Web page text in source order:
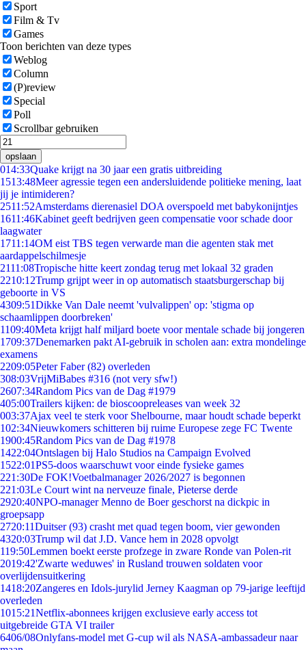
Sport
Film & Tv
Games
Toon berichten van deze types
Weblog
Column
(P)review
Special
Poll
Scrollbar gebruiken
opslaan
014:33Quake krijgt na 30 jaar een gratis uitbreiding
1513:48Meer agressie tegen een andersluidende politieke mening, laat
jij je intimideren?
2511:52Amsterdams dierenasiel DOA overspoeld met babykonijntjes
1611:46Kabinet geeft bedrijven geen compensatie voor schade door
laagwater
1711:14OM eist TBS tegen verwarde man die agenten stak met
aardappelschilmesje
2111:08Tropische hitte keert zondag terug met lokaal 32 graden
2210:12Trump grijpt weer in op automatisch staatsburgerschap bij
geboorte in VS
4309:51Dikke Van Dale neemt 'vulvalippen' op: 'stigma op
schaamlippen doorbreken'
1109:40Meta krijgt half miljard boete voor mentale schade bij jongeren
1709:37Denemarken pakt AI-gebruik in scholen aan: extra mondelinge
examens
2209:05Peter Faber (82) overleden
308:03VrijMiBabes #316 (not very sfw!)
2607:34Random Pics van de Dag #1979
405:00Trailers kijken: de bioscoopreleases van week 32
003:37Ajax veel te sterk voor Shelbourne, maar houdt schade beperkt
102:34Nieuwkomers schitteren bij ruime Europese zege FC Twente
1900:45Random Pics van de Dag #1978
1422:04Ontslagen bij Halo Studios na Campaign Evolved
1522:01PS5-doos waarschuwt voor einde fysieke games
221:30De FOK!Voetbalmanager 2026/2027 is begonnen
221:03Le Court wint na nerveuze finale, Pieterse derde
2920:40NPO-manager Menno de Boer geschorst na dickpic in
groepsapp
2720:11Duitser (93) crasht met quad tegen boom, vier gewonden
4320:03Trump wil dat J.D. Vance hem in 2028 opvolgt
119:50Lemmen boekt eerste profzege in zware Ronde van Polen-rit
2019:42'Zwarte weduwes' in Rusland trouwen soldaten voor
overlijdensuitkering
1418:20Zangeres en Idols-jurylid Jerney Kaagman op 79-jarige leeftijd
overleden
1015:21Netflix-abonnees krijgen exclusieve early access tot
uitgebreide GTA VI trailer
6406/08Onlyfans-model met G-cup wil als NASA-ambassadeur naar